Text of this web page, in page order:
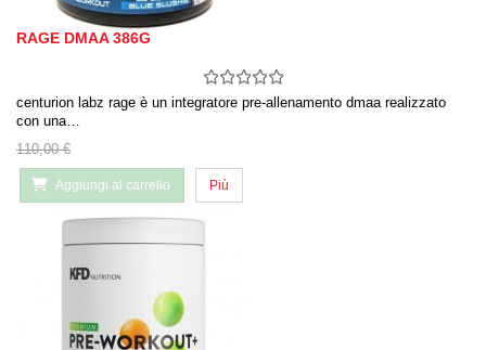
RAGE DMAA 386G
centurion labz rage è un integratore pre-allenamento dmaa realizzato
con una…
110,00 €
Aggiungi al carrello Più